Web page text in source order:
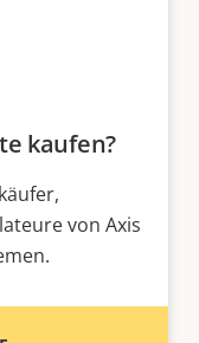
kaufen?
von Axis